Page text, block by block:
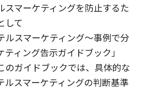
スマーケティングを防止するた
して
ルスマーケティング～事例で分
ィング告示ガイドブック」
のガイドブックでは、具体的な
ルスマーケティングの判断基準